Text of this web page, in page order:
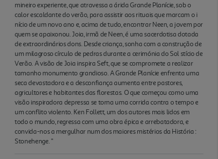
mineiro experiente, que atravessa a árida Grande Planície, sob o
calor escaldante do verão, para assistir aos rituais que marcam o i
nício de um novo ano e, acima de tudo, encontrar Neen, a jovem por
quem se apaixonou. Joia, irmã de Neen, é uma sacerdotisa dotada
de extraordinários dons. Desde criança, sonha com a construção de
um milagroso círculo de pedras durante a cerimónia do Sol stício de
Verão. A visão de Joia inspira Seft, que se compromete a realizar
tamanho monumento grandioso. A Grande Planície enfrenta uma
seca devastadora e a desconfiança aumenta entre pastores,
agricultores e habitantes das florestas. O que começou como uma
visão inspiradora depressa se torna uma corrida contra o tempo e
um conflito violento. Ken Follett, um dos autores mais lidos em
todo o mundo, regressa com uma obra épica e arrebatadora, e
convida-nos a mergulhar num dos maiores mistérios da História :
Stonehenge. "